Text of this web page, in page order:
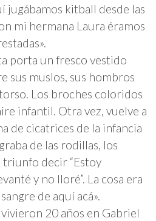
jugábamos kitball desde las
mi hermana Laura éramos
porta un fresco vestido
sus muslos, sus hombros
Los broches coloridos
infantil. Otra vez, vuelve a
de cicatrices de la infancia
de las rodillas, los
triunfo decir “Estoy
y no lloré”. La cosa era
de aquí acá».
20 años en Gabriel